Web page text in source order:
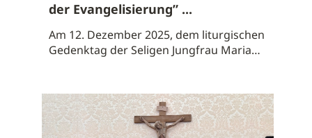
der Evangelisierung” ...
Am 12. Dezember 2025, dem liturgischen
Gedenktag der Seligen Jungfrau Maria